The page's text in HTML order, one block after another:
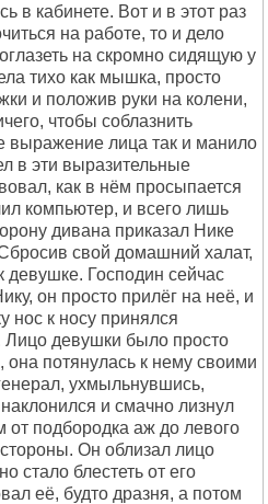
в кабинете. Вот и в этот раз
на работе, то и дело
на скромно сидящую у
тихо как мышка, просто
и положив руки на колени,
чтобы соблазнить
выражение лица так и манило
в эти выразительные
как в нём просыпается
компьютер, и всего лишь
дивана приказал Нике
свой домашний халат,
девушке. Господин сейчас
он просто прилёг на неё, и
нос к носу принялся
Лицо девушки было просто
она потянулась к нему своими
ухмыльнувшись,
и смачно лизнул
от подбородка аж до левого
стороны. Он облизал лицо
стало блестеть от его
её, будто дразня, а потом